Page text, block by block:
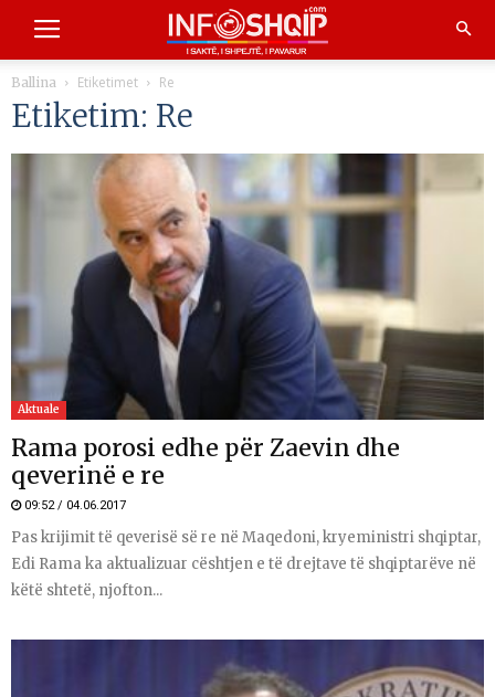
Ballina Etiketimet Re
Etiketim: Re
Aktuale
Rama porosi edhe për Zaevin dhe
qeverinë e re
09:52 / 04.06.2017
Pas krijimit të qeverisë së re në Maqedoni, kryeministri shqiptar,
Edi Rama ka aktualizuar cështjen e të drejtave të shqiptarëve në
këtë shtetë, njofton...